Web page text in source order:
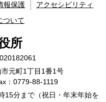
報保護
アクセシビリティ
ついて
所
元町1丁目1番1号
0779-88-1119
分まで（祝日・年末年始を